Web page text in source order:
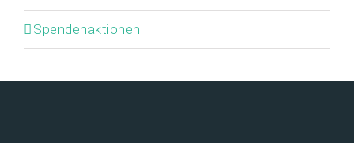
Spendenaktionen